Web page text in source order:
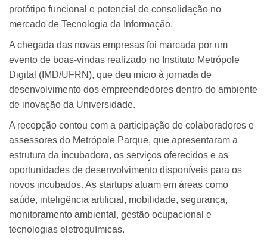
protótipo funcional e potencial de consolidação no
mercado de Tecnologia da Informação.
A chegada das novas empresas foi marcada por um
evento de boas-vindas realizado no Instituto Metrópole
Digital (IMD/UFRN), que deu início à jornada de
desenvolvimento dos empreendedores dentro do ambiente
de inovação da Universidade.
A recepção contou com a participação de colaboradores e
assessores do Metrópole Parque, que apresentaram a
estrutura da incubadora, os serviços oferecidos e as
oportunidades de desenvolvimento disponíveis para os
novos incubados. As startups atuam em áreas como
saúde, inteligência artificial, mobilidade, segurança,
monitoramento ambiental, gestão ocupacional e
tecnologias eletroquímicas.